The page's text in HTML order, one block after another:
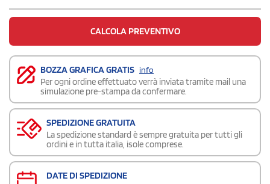
CALCOLA PREVENTIVO
BOZZA GRAFICA GRATIS info
Per ogni ordine effettuato verrà inviata tramite mail una
simulazione pre-stampa da confermare.
SPEDIZIONE GRATUITA
La spedizione standard è sempre gratuita per tutti gli
ordini e in tutta italia, isole comprese.
DATE DI SPEDIZIONE